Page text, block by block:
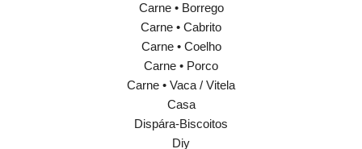
Carne • Borrego
Carne • Cabrito
Carne • Coelho
Carne • Porco
Carne • Vaca / Vitela
Casa
Dispára-Biscoitos
Diy